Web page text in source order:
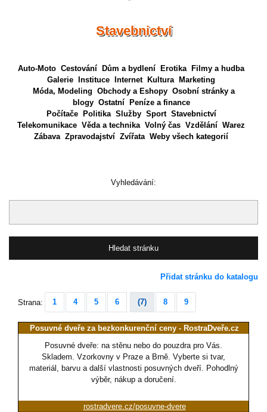
Stavebnictví
Auto-Moto Cestování Dům a bydlení Erotika
Filmy a hudba
Galerie
Instituce Internet Kultura
Marketing
Móda, Modeling Obchody a Eshopy Osobní stránky a
blogy Ostatní
Peníze a finance
Počítače
Politika Služby Sport Stavebnictví
Telekomunikace Věda a technika Volný čas Vzdělání Warez
Zábava Zpravodajství Zvířata Weby všech kategorií
Vyhledávání:
Přidat stránku do katalogu
Strana: 1 4 5 6 (7) 8 9
Posuvné dveře za bezkonkurenční ceny - RostraDveře.cz
Posuvné dveře: na stěnu nebo do pouzdra pro Vás.
Skladem. Vzorkovny v Praze a Brně. Vyberte si tvar,
materiál, barvu a další vlastnosti posuvných dveří. Pohodlný
výběr, nákup a doručení.
rostradvere.cz/posuvne-dvere